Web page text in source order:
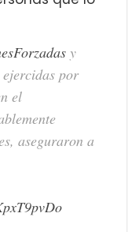
y
ejercidas por
el
aseguraron a